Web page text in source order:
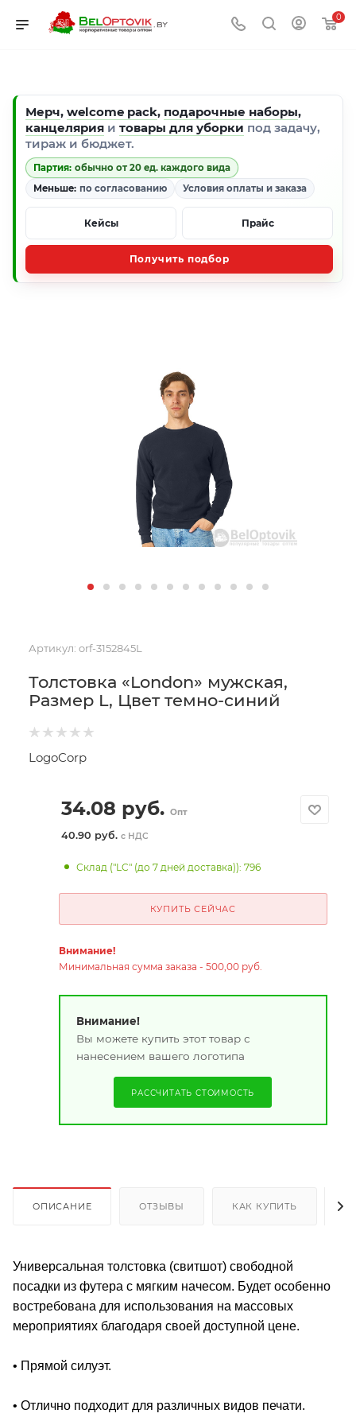
0
Мерч, welcome pack, подарочные наборы,
канцелярия и товары для уборки под задачу,
тираж и бюджет.
Партия: обычно от 20 ед. каждого вида
Меньше: по согласованию Условия оплаты и заказа
Кейсы Прайс
Получить подбор
Артикул: orf-3152845L
Толстовка «London» мужская,
Размер L, Цвет темно-синий
LogoCorp
34.08 руб. Опт
40.90 руб. с НДС
Склад ("LC" (до 7 дней доставка)): 796
КУПИТЬ СЕЙЧАС
Внимание!
Минимальная сумма заказа - 500,00 руб.
Внимание!
Вы можете купить этот товар с
нанесением вашего логотипа
РАССЧИТАТЬ СТОИМОСТЬ
ОПИСАНИЕ ОТЗЫВЫ КАК КУПИТЬ
Универсальная толстовка (свитшот) свободной
посадки из футера с мягким начесом. Будет особенно
востребована для использования на массовых
мероприятиях благодаря своей доступной цене.
• Прямой силуэт.
• Отлично подходит для различных видов печати.